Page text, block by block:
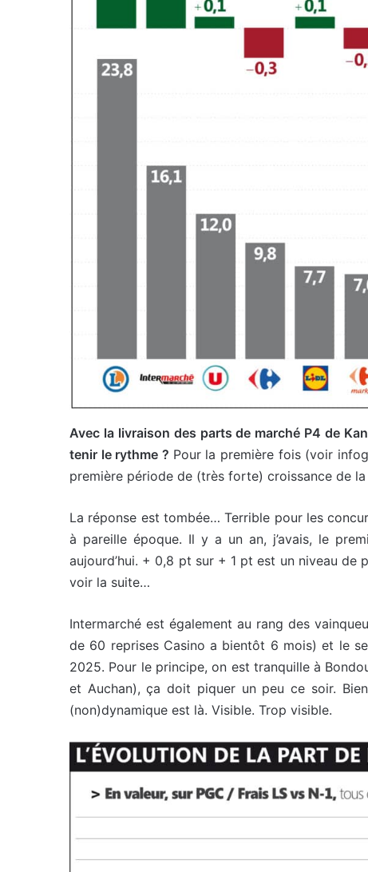
Avec la livraison des parts de marché P4 de
tenir le rythme ? Pour la première fois (voir
première période de (très forte) croissance de
La réponse est tombée… Terrible pour les
à pareille époque. Il y a un an, j’avais, le
aujourd’hui. + 0,8 pt sur + 1 pt est un niveau de
voir la suite…
Intermarché est également au rang des
de 60 reprises Casino a bientôt 6 mois) et le
2025. Pour le principe, on est tranquille à
et Auchan), ça doit piquer un peu ce soir.
(non)dynamique est là. Visible. Trop visible.